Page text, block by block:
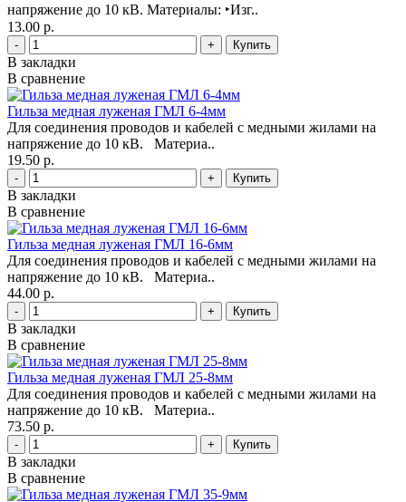
напряжение до 10 кВ. Материалы: ‣Изг..
13.00 р.
- +
В закладки
В сравнение
Гильза медная луженая ГМЛ 6-4мм
Для соединения проводов и кабелей с медными жилами на
напряжение до 10 кВ. Материа..
19.50 р.
- +
В закладки
В сравнение
Гильза медная луженая ГМЛ 16-6мм
Для соединения проводов и кабелей с медными жилами на
напряжение до 10 кВ. Материа..
44.00 р.
- +
В закладки
В сравнение
Гильза медная луженая ГМЛ 25-8мм
Для соединения проводов и кабелей с медными жилами на
напряжение до 10 кВ. Материа..
73.50 р.
- +
В закладки
В сравнение